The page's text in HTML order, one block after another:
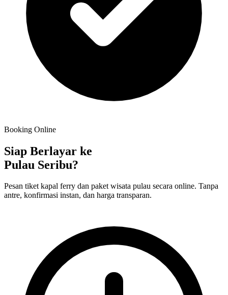
Booking Online
Siap Berlayar ke
Pulau Seribu?
Pesan tiket kapal ferry dan paket wisata pulau secara online. Tanpa
antre, konfirmasi instan, dan harga transparan.